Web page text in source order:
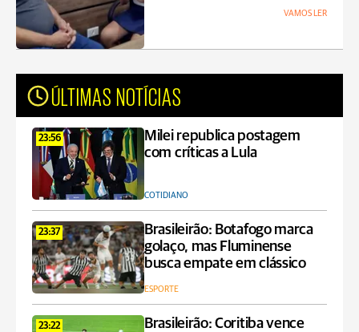
VAMOS LER
ÚLTIMAS NOTÍCIAS
23:56
Milei republica postagem
com críticas a Lula
COTIDIANO
23:37
Brasileirão: Botafogo marca
golaço, mas Fluminense
busca empate em clássico
ESPORTE
23:22
Brasileirão: Coritiba vence